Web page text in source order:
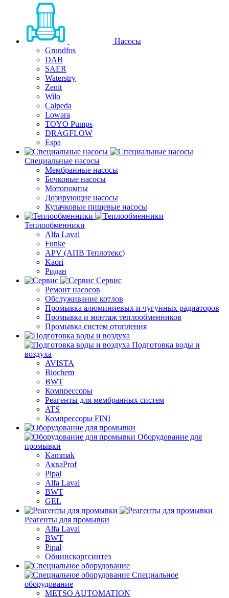
Насосы
Grundfos
DAB
SAER
Waterstry
Zenit
Wilo
Calpeda
Lowara
TOYO Pumps
DRAGFLOW
Espa
Специальные насосы
Мембранные насосы
Бочковые насосы
Мотопомпы
Дозирующие насосы
Кулачковые пищевые насосы
Теплообменники
Alfa Laval
Funke
APV (АПВ Теплотекс)
Kaori
Ридан
Сервис
Ремонт насосов
Обслуживание котлов
Промывка алюминиевых и чугунных радиаторов
Промывка и монтаж теплообменников
Промывка систем отопления
Подготовка воды и
воздуха
AVISTA
Biochem
BWT
Компрессоры
Реагенты для мембранных систем
ATS
Компрессоры FINI
Оборудование для
промывки
Kammak
АкваProf
Pipal
Alfa Laval
BWT
GEL
Реагенты для промывки
Alfa Laval
BWT
Pipal
Обнинскоргсинтез
Специальное
оборудование
METSO AUTOMATION